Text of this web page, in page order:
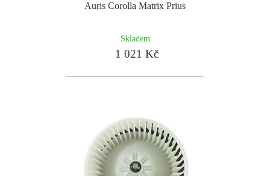
Auris Corolla Matrix Prius
Skladem
1 021 Kč